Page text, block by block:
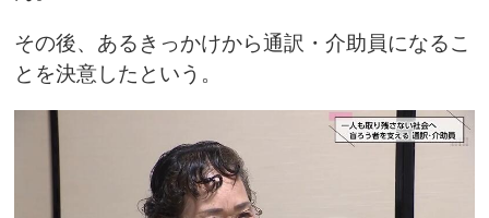
その後、あるきっかけから通訳・介助員になるこ
とを決意したという。